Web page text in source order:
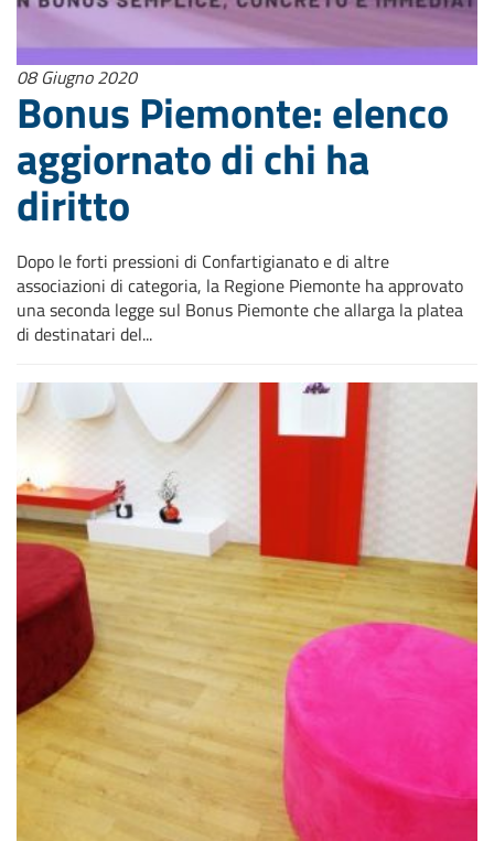
08 Giugno 2020
Bonus Piemonte: elenco
aggiornato di chi ha
diritto
Dopo le forti pressioni di Confartigianato e di altre
associazioni di categoria, la Regione Piemonte ha approvato
una seconda legge sul Bonus Piemonte che allarga la platea
di destinatari del...